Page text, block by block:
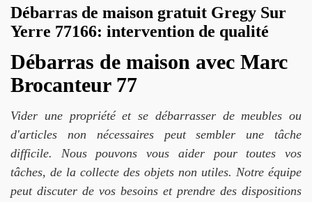
Débarras de maison gratuit Gregy Sur
Yerre 77166: intervention de qualité
Débarras de maison avec Marc
Brocanteur 77
Vider une propriété et se débarrasser de meubles ou
d'articles non nécessaires peut sembler une tâche
difficile. Nous pouvons vous aider pour toutes vos
tâches, de la collecte des objets non utiles. Notre équipe
peut discuter de vos besoins et prendre des dispositions